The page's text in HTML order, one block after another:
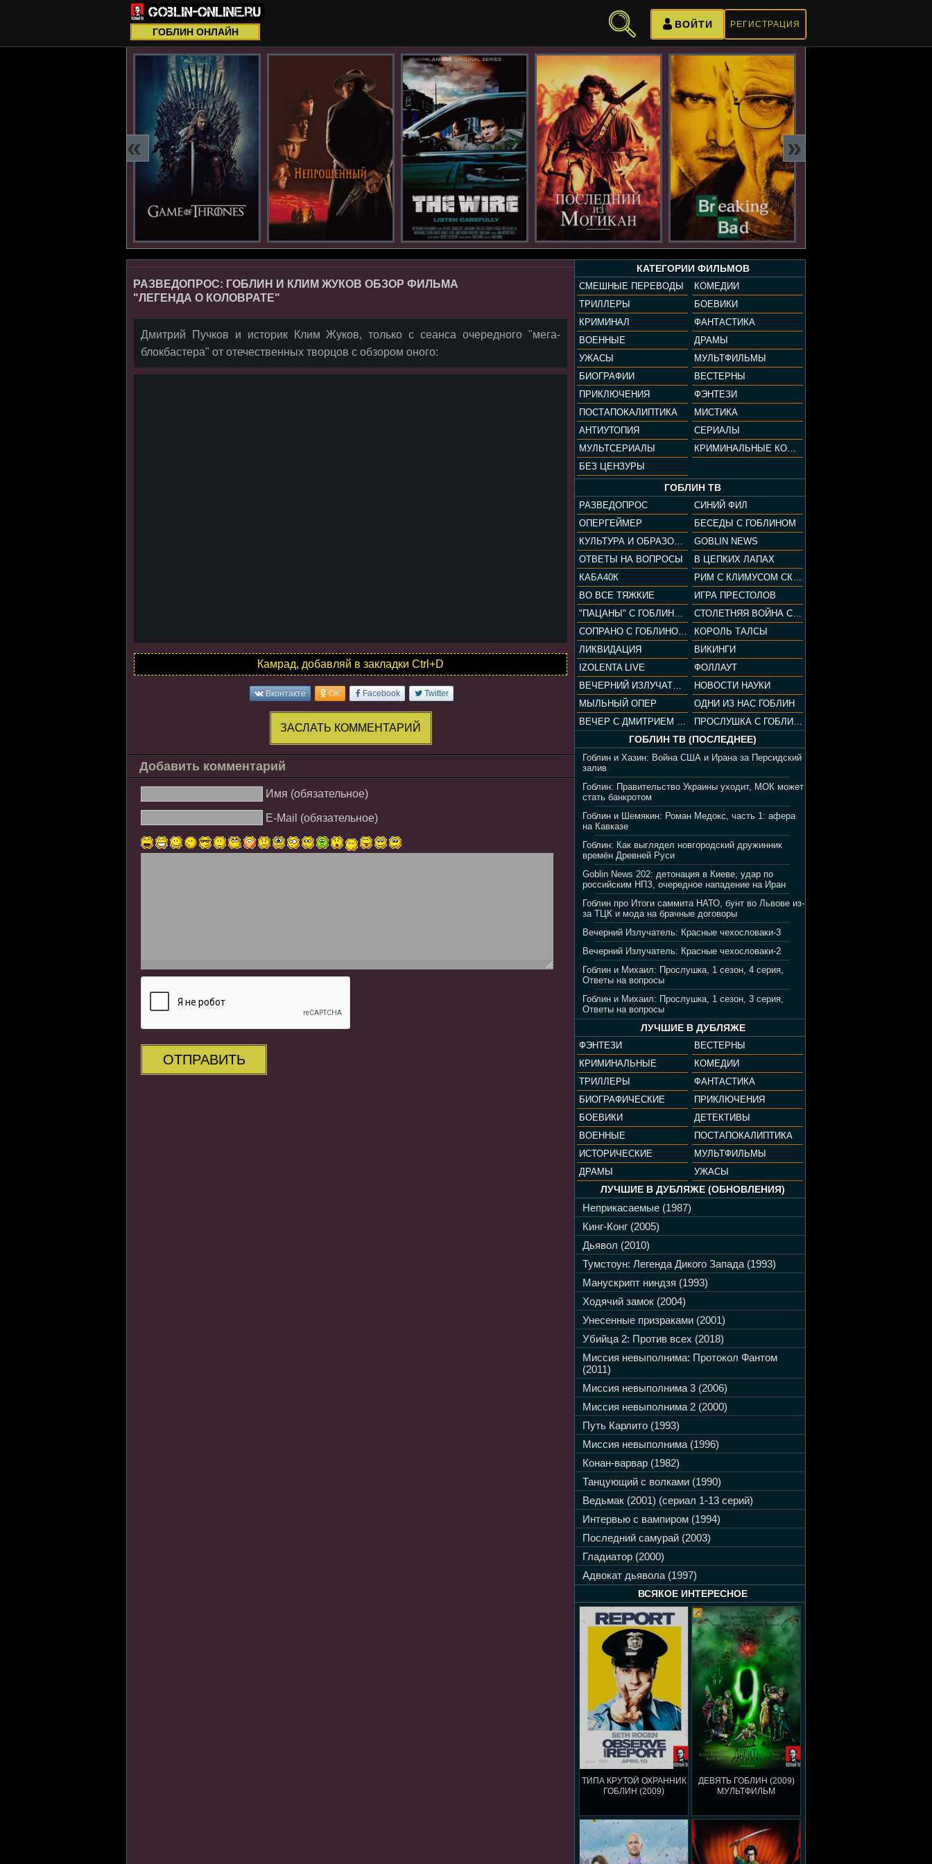
ГОБЛИН ОНЛАЙН
РЕГИСТРАЦИЯ
ВОЙТИ
« »
КАТЕГОРИИ ФИЛЬМОВ
СМЕШНЫЕ ПЕРЕВОДЫ
КОМЕДИИ
ТРИЛЛЕРЫ
БОЕВИКИ
КРИМИНАЛ
ФАНТАСТИКА
ВОЕННЫЕ
ДРАМЫ
УЖАСЫ
МУЛЬТФИЛЬМЫ
БИОГРАФИИ
ВЕСТЕРНЫ
ПРИКЛЮЧЕНИЯ
ФЭНТЕЗИ
ПОСТАПОКАЛИПТИКА
МИСТИКА
АНТИУТОПИЯ
СЕРИАЛЫ
МУЛЬТСЕРИАЛЫ
КРИМИНАЛЬНЫЕ КОМЕДИИ
БЕЗ ЦЕНЗУРЫ
ГОБЛИН ТВ
РАЗВЕДОПРОС
СИНИЙ ФИЛ
ОПЕРГЕЙМЕР
БЕСЕДЫ С ГОБЛИНОМ
КУЛЬТУРА И ОБРАЗОВАНИЕ
GOBLIN NEWS
ОТВЕТЫ НА ВОПРОСЫ
В ЦЕПКИХ ЛАПАХ
КАБА40К
РИМ С КЛИМУСОМ СКАРАБЕУСОМ
ВО ВСЕ ТЯЖКИЕ
ИГРА ПРЕСТОЛОВ
"ПАЦАНЫ" С ГОБЛИНОМ
СТОЛЕТНЯЯ ВОЙНА С КЛИМОМ ЖУКОВЫМ И ГОБЛИНОМ
СОПРАНО С ГОБЛИНОМ (РАЗБОР СЕРИАЛА)
КОРОЛЬ ТАЛСЫ
ЛИКВИДАЦИЯ
ВИКИНГИ
IZOLENTA LIVE
ФОЛЛАУТ
ВЕЧЕРНИЙ ИЗЛУЧАТЕЛЬ
НОВОСТИ НАУКИ
МЫЛЬНЫЙ ОПЕР
ОДНИ ИЗ НАС ГОБЛИН
ВЕЧЕР С ДМИТРИЕМ ПУЧКОВЫМ
ПРОСЛУШКА С ГОБЛИНОМ
ГОБЛИН ТВ (ПОСЛЕДНЕЕ)
Гоблин и Хазин: Война США и Ирана за Персидский
залив
Гоблин: Правительство Украины уходит, МОК может
стать банкротом
Гоблин и Шемякин: Роман Медокс, часть 1: афера
на Кавказе
Гоблин: Как выглядел новгородский дружинник
времён Древней Руси
Goblin News 202: детонация в Киеве, удар по
российским НПЗ, очередное нападение на Иран
Гоблин про Итоги саммита НАТО, бунт во Львове из-
за ТЦК и мода на брачные договоры
Вечерний Излучатель: Красные чехословаки-3
Вечерний Излучатель: Красные чехословаки-2
Гоблин и Михаил: Прослушка, 1 сезон, 4 серия,
Ответы на вопросы
Гоблин и Михаил: Прослушка, 1 сезон, 3 серия,
Ответы на вопросы
ЛУЧШИЕ В ДУБЛЯЖЕ
ФЭНТЕЗИ
ВЕСТЕРНЫ
КРИМИНАЛЬНЫЕ
КОМЕДИИ
ТРИЛЛЕРЫ
ФАНТАСТИКА
БИОГРАФИЧЕСКИЕ
ПРИКЛЮЧЕНИЯ
БОЕВИКИ
ДЕТЕКТИВЫ
ВОЕННЫЕ
ПОСТАПОКАЛИПТИКА
ИСТОРИЧЕСКИЕ
МУЛЬТФИЛЬМЫ
ДРАМЫ
УЖАСЫ
ЛУЧШИЕ В ДУБЛЯЖЕ (ОБНОВЛЕНИЯ)
Неприкасаемые (1987)
Кинг-Конг (2005)
Дьявол (2010)
Тумстоун: Легенда Дикого Запада (1993)
Манускрипт ниндзя (1993)
Ходячий замок (2004)
Унесенные призраками (2001)
Убийца 2: Против всех (2018)
Миссия невыполнима: Протокол Фантом
(2011)
Миссия невыполнима 3 (2006)
Миссия невыполнима 2 (2000)
Путь Карлито (1993)
Миссия невыполнима (1996)
Конан-варвар (1982)
Танцующий с волками (1990)
Ведьмак (2001) (сериал 1-13 серий)
Интервью с вампиром (1994)
Последний самурай (2003)
Гладиатор (2000)
Адвокат дьявола (1997)
ВСЯКОЕ ИНТЕРЕСНОЕ
ТИПА КРУТОЙ ОХРАННИК
ГОБЛИН (2009)
ДЕВЯТЬ ГОБЛИН (2009)
МУЛЬТФИЛЬМ
РАЗВЕДОПРОС: ГОБЛИН И КЛИМ ЖУКОВ ОБЗОР ФИЛЬМА
"ЛЕГЕНДА О КОЛОВРАТЕ"
Дмитрий Пучков и историк Клим Жуков, только с сеанса очередного "мега-
блокбастера" от отечественных творцов с обзором оного:
Камрад, добавляй в закладки Ctrl+D
Вконтакте OK Facebook Twitter
ЗАСЛАТЬ КОММЕНТАРИЙ
Добавить комментарий
Имя (обязательное)
E-Mail (обязательное)
ОТПРАВИТЬ